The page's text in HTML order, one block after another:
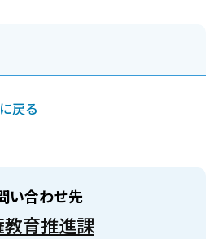
戻る
い合わせ先
教育推進課